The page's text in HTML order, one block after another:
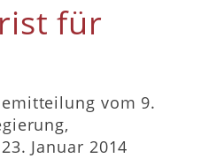
für
vom 9.
Januar 2014